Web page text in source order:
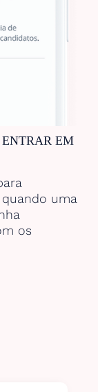
EM
uma
os